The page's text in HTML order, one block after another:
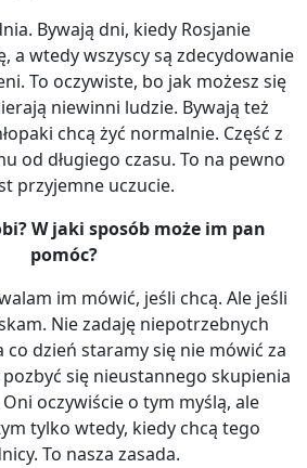
Bywają dni, kiedy Rosjanie
a wtedy wszyscy są zdecydowanie
To oczywiste, bo jak możesz się
niewinni ludzie. Bywają też
chcą żyć normalnie. Część z
od długiego czasu. To na pewno
przyjemne uczucie.
W jaki sposób może im pan
pomóc?
im mówić, jeśli chcą. Ale jeśli
Nie zadaję niepotrzebnych
co dzień staramy się nie mówić za
się nieustannego skupienia
oczywiście o tym myślą, ale
tylko wtedy, kiedy chcą tego
To nasza zasada.